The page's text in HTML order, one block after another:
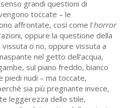
grandi questioni di
toccate – le
affrontate, così come l’horror
oppure la questione della
o no, oppure vissuta a
nel getto dell’acqua,
sul piano freddo, bianco
piedi nudi – ma toccate,
sia più pregnante invece,
leggerezza dello stile,